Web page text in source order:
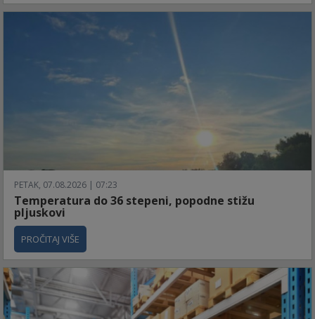
PETAK, 07.08.2026 | 07:23
Temperatura do 36 stepeni, popodne stižu
pljuskovi
PROČITAJ VIŠE